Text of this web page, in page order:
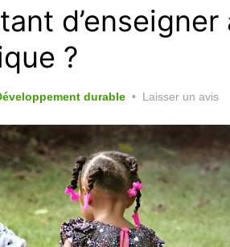
d’enseigner
?
durable Laisser un avis